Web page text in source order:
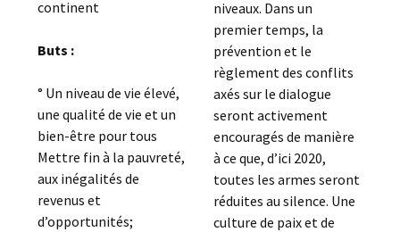
continent
Buts :
° Un niveau de vie élevé,
une qualité de vie et un
bien-être pour tous
Mettre fin à la pauvreté,
aux inégalités de
revenus et
d’opportunités;
niveaux. Dans un
premier temps, la
prévention et le
règlement des conflits
axés sur le dialogue
seront activement
encouragés de manière
à ce que, d’ici 2020,
toutes les armes seront
réduites au silence. Une
culture de paix et de